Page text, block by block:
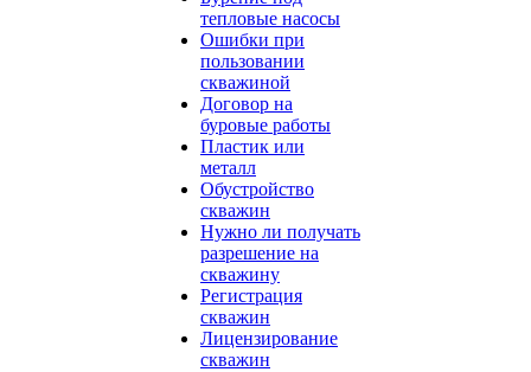
тепловые насосы
Ошибки при
пользовании
скважиной
Договор на
буровые работы
Пластик или
металл
Обустройство
скважин
Нужно ли получать
разрешение на
скважину
Регистрация
скважин
Лицензирование
скважин